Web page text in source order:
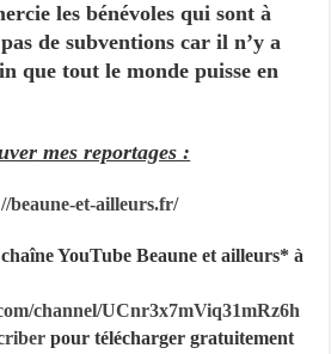
les bénévoles qui sont à
de subventions car il n’y a
que tout le monde puisse en
mes reportages :
beaune-et-ailleurs.fr/
YouTube Beaune et ailleurs* à
channel/UCnr3x7mViq31mRz6h
pour télécharger gratuitement